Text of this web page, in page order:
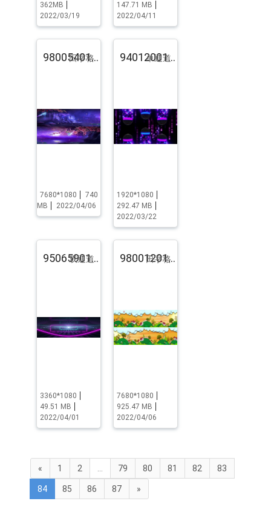
362MB
2022/03/19
147.71 MB
2022/04/11
98005401.pst.zip
田字格
7680*1080
740
MB
2022/04/06
94012001.pst.zip
单通道
1920*1080
292.47 MB
2022/03/22
95065901.pst.zip
双通道
3360*1080
49.51 MB
2022/04/01
98001201.pst.zip
田字格
7680*1080
925.47 MB
2022/04/06
« 1 2 79 80 81 82 83
84 85 86 87 »